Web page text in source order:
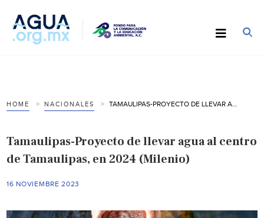
HOME NACIONALES
Tamaulipas-Proyecto de llevar agua al centro
de Tamaulipas, en 2024 (Milenio)
16 NOVIEMBRE 2023